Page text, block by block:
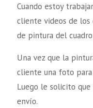
Cuando estoy
cliente videos de los
de pintura del
Una vez que la
cliente una foto
Luego le solicito
envío.